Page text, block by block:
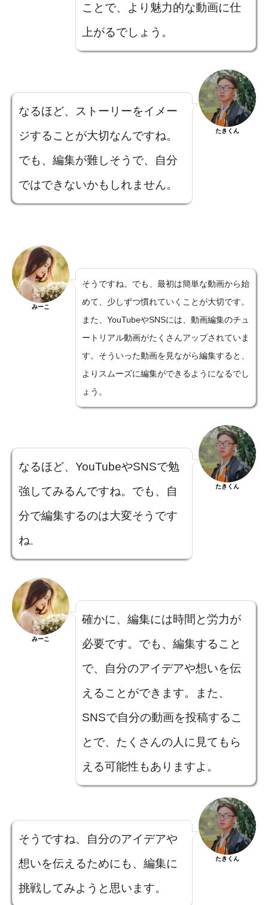
ことで、より魅力的な動画に仕
上がるでしょう。
なるほど、ストーリーをイメー
ジすることが大切なんですね。
でも、編集が難しそうで、自分
ではできないかもしれません。
たきくん
みーこ
そうですね。でも、最初は簡単な動画から始
めて、少しずつ慣れていくことが大切です。
また、YouTubeやSNSには、動画編集のチュ
ートリアル動画がたくさんアップされていま
す。そういった動画を見ながら編集すると、
よりスムーズに編集ができるようになるでし
ょう。
なるほど、YouTubeやSNSで勉
強してみるんですね。でも、自
分で編集するのは大変そうです
ね。
たきくん
みーこ
確かに、編集には時間と労力が
必要です。でも、編集すること
で、自分のアイデアや想いを伝
えることができます。また、
SNSで自分の動画を投稿するこ
とで、たくさんの人に見てもら
える可能性もありますよ。
そうですね、自分のアイデアや
想いを伝えるためにも、編集に
挑戦してみようと思います。
たきくん